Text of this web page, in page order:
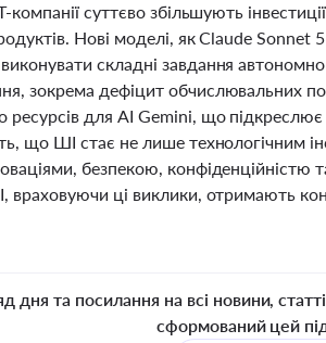
компанії суттєво збільшують
Нові моделі, як Claude
складні завдання
зокрема дефіцит обчислювальних
для AI Gemini, що
що ШІ стає не лише
безпекою, конфіденційністю
враховуючи ці виклики, отримають
дня та посилання на всі новини,
сформований цей